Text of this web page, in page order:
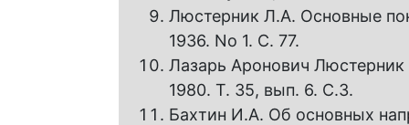
Люстерник Л.А. Основные
1936. No 1. С. 77.
Лазарь Аронович
1980. Т. 35, вып. 6. С.3.
Бахтин И.А. Об основных